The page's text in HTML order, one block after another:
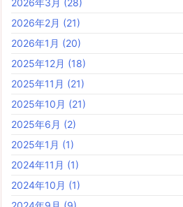
2026年3月 (28)
2026年2月 (21)
2026年1月 (20)
2025年12月 (18)
2025年11月 (21)
2025年10月 (21)
2025年6月 (2)
2025年1月 (1)
2024年11月 (1)
2024年10月 (1)